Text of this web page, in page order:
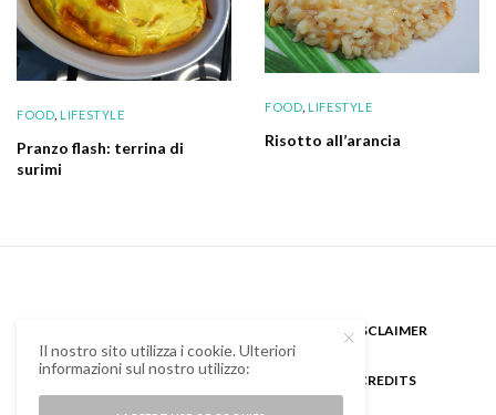
FOOD, LIFESTYLE
Pranzo flash: terrina di
surimi
FOOD, LIFESTYLE
Risotto all’arancia
DISCLAIMER
CREDITS
Il nostro sito utilizza i cookie. Ulteriori
informazioni sul nostro utilizzo: